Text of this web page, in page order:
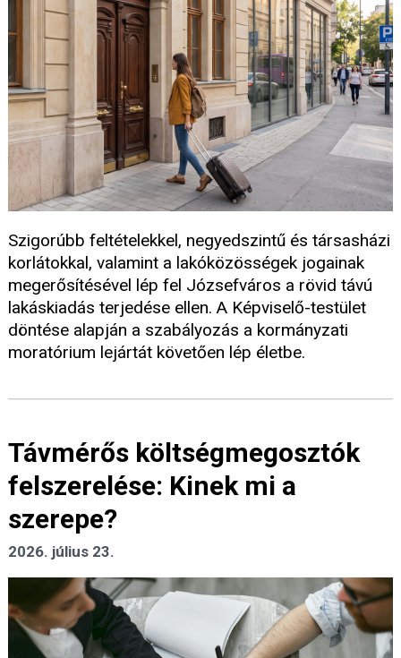
Szigorúbb feltételekkel, negyedszintű és társasházi
korlátokkal, valamint a lakóközösségek jogainak
megerősítésével lép fel Józsefváros a rövid távú
lakáskiadás terjedése ellen. A Képviselő-testület
döntése alapján a szabályozás a kormányzati
moratórium lejártát követően lép életbe.
Távmérős költségmegosztók
felszerelése: Kinek mi a
szerepe?
2026. július 23.